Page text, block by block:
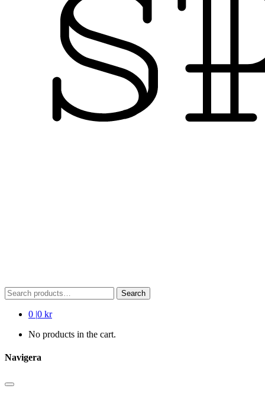
Search
for:
Search
0 |0 kr
No products in the cart.
Navigera